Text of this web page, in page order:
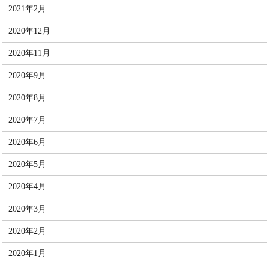
2021年2月
2020年12月
2020年11月
2020年9月
2020年8月
2020年7月
2020年6月
2020年5月
2020年4月
2020年3月
2020年2月
2020年1月